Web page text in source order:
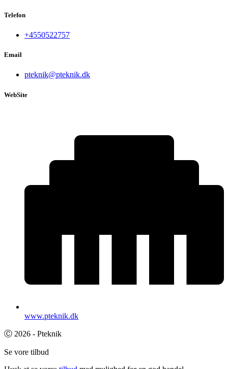
Telefon
+4550522757
Email
pteknik@pteknik.dk
WebSite
www.pteknik.dk
Ⓒ 2026 - Pteknik
Se vore tilbud